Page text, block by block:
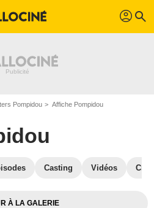
profil search
Pompidou Affiche Pompidou
Casting Vidéos
À LA GALERIE